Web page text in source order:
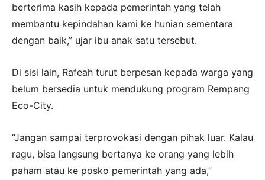
berterima kasih kepada pemerintah yang telah
membantu kepindahan kami ke hunian sementara
dengan baik,” ujar ibu anak satu tersebut.
Di sisi lain, Rafeah turut berpesan kepada warga yang
belum bersedia untuk mendukung program Rempang
Eco-City.
“Jangan sampai terprovokasi dengan pihak luar. Kalau
ragu, bisa langsung bertanya ke orang yang lebih
paham atau ke posko pemerintah yang ada,”